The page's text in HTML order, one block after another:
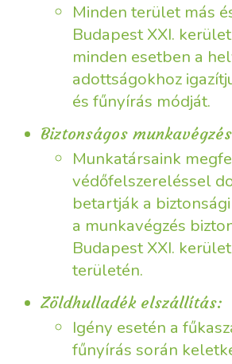
Minden terület más
Budapest XXI.
minden esetben a
adottságokhoz
és fűnyírás módját.
Biztonságos
Munkatársaink
védőfelszereléssel
betartják a
a munkavégzés
Budapest XXI.
területén.
Zöldhulladék elszállítás:
Igény esetén a
fűnyírás során